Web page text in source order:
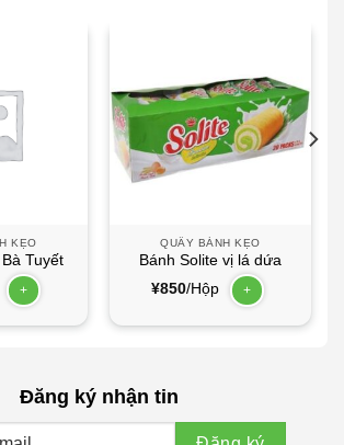
KẸO
Tuyết
+
QUẦY BÁNH KẸO
Bánh Solite vị lá dứa
¥850/Hộp +
Đăng ký nhận tin